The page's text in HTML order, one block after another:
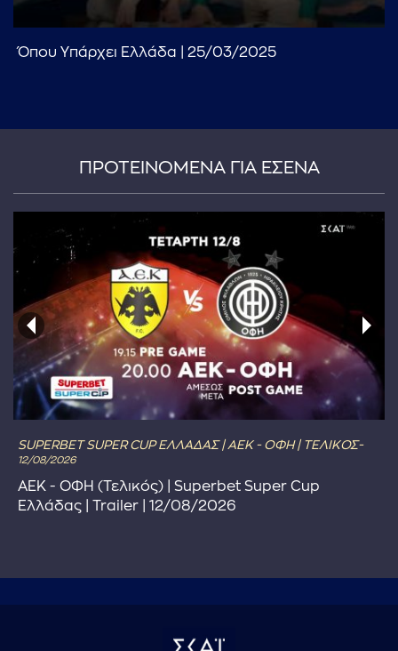
...πληκτρολογήστε κείμενο προς αναζήτηση
Όπου Υπάρχει Ελλάδα | 25/03/2025
ΠΡΟΤΕΙΝΟΜΕΝΑ ΓΙΑ ΕΣΕΝΑ
SUPERBET SUPER CUP ΕΛΛΑΔΑΣ | ΑΕΚ - ΟΦΗ | ΤΕΛΙΚΟΣ-
12/08/2026
ΑΕΚ - ΟΦΗ (Τελικός) | Superbet Super Cup
Ελλάδας | Trailer | 12/08/2026